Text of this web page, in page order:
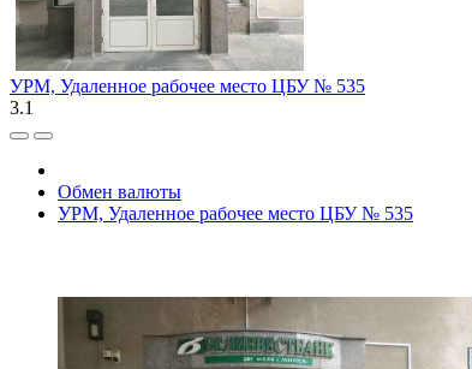
УРМ, Удаленное рабочее место ЦБУ № 535
3.1
Обмен валюты
УРМ, Удаленное рабочее место ЦБУ № 535